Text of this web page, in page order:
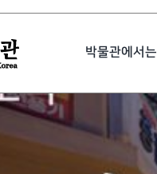
박물관에서는